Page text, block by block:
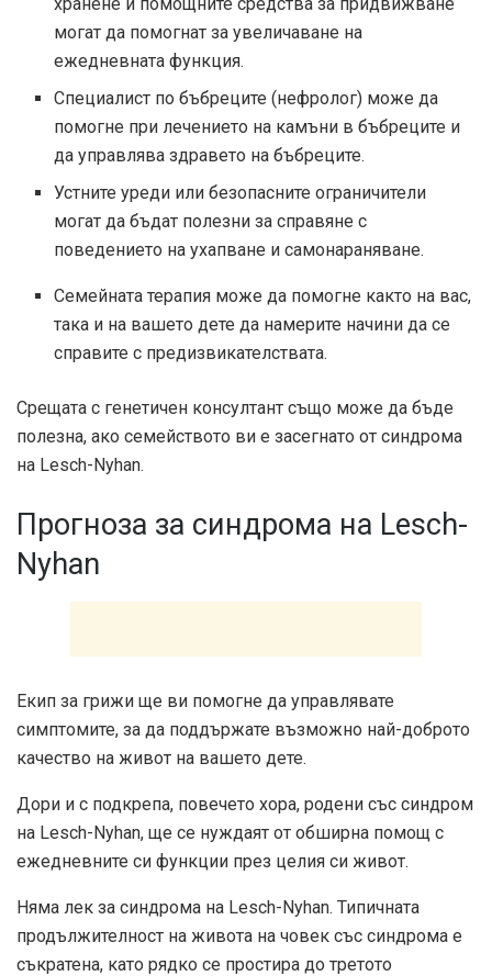
могат да помогнат за увеличаване на
ежедневната функция.
Специалист по бъбреците (нефролог) може да
помогне при лечението на камъни в бъбреците и
да управлява здравето на бъбреците.
Устните уреди или безопасните ограничители
могат да бъдат полезни за справяне с
поведението на ухапване и самонараняване.
Семейната терапия може да помогне както на вас,
така и на вашето дете да намерите начини да се
справите с предизвикателствата.
Срещата с генетичен консултант също може да бъде
полезна, ако семейството ви е засегнато от синдрома
на Lesch-Nyhan.
Прогноза за синдрома на Lesch-
Nyhan
Екип за грижи ще ви помогне да управлявате
симптомите, за да поддържате възможно най-доброто
качество на живот на вашето дете.
Дори и с подкрепа, повечето хора, родени със синдром
на Lesch-Nyhan, ще се нуждаят от обширна помощ с
ежедневните си функции през целия си живот.
Няма лек за синдрома на Lesch-Nyhan. Типичната
продължителност на живота на човек със синдрома е
съкратена, като рядко се простира до третото